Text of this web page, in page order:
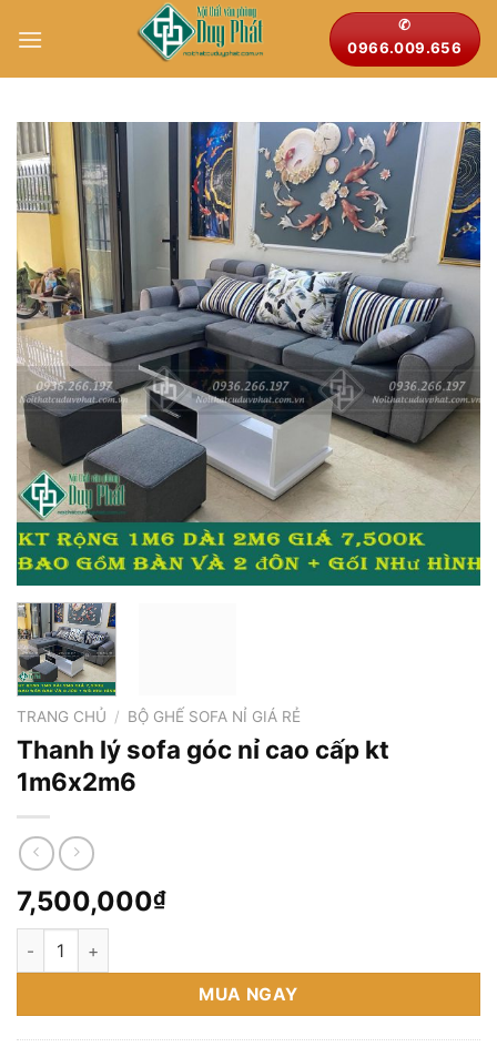
qua
✆
0966.009.656
TRANG CHỦ / BỘ GHẾ SOFA NỈ GIÁ RẺ
Thanh lý sofa góc nỉ cao cấp kt
1m6x2m6
7,500,000₫
Thanh lý sofa góc nỉ cao cấp kt 1m6x2m6 số lượng
MUA NGAY